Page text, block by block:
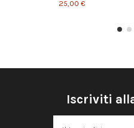
25,00 €
Iscriviti